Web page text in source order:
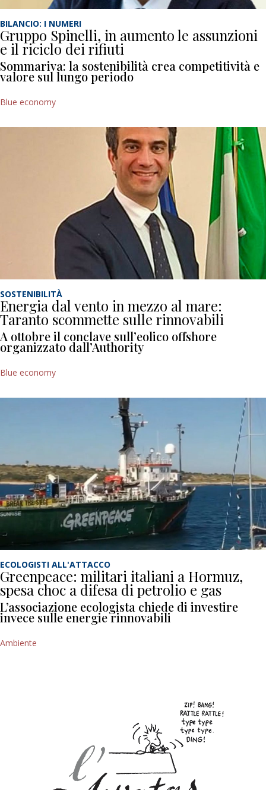
BILANCIO: I NUMERI
Gruppo Spinelli, in aumento le assunzioni
e il riciclo dei rifiuti
Sommariva: la sostenibilità crea competitività e
valore sul lungo periodo
Blue economy
SOSTENIBILITÀ
Energia dal vento in mezzo al mare:
Taranto scommette sulle rinnovabili
A ottobre il conclave sull’eolico offshore
organizzato dall’Authority
Blue economy
ECOLOGISTI ALL'ATTACCO
Greenpeace: militari italiani a Hormuz,
spesa choc a difesa di petrolio e gas
L’associazione ecologista chiede di investire
invece sulle energie rinnovabili
Ambiente